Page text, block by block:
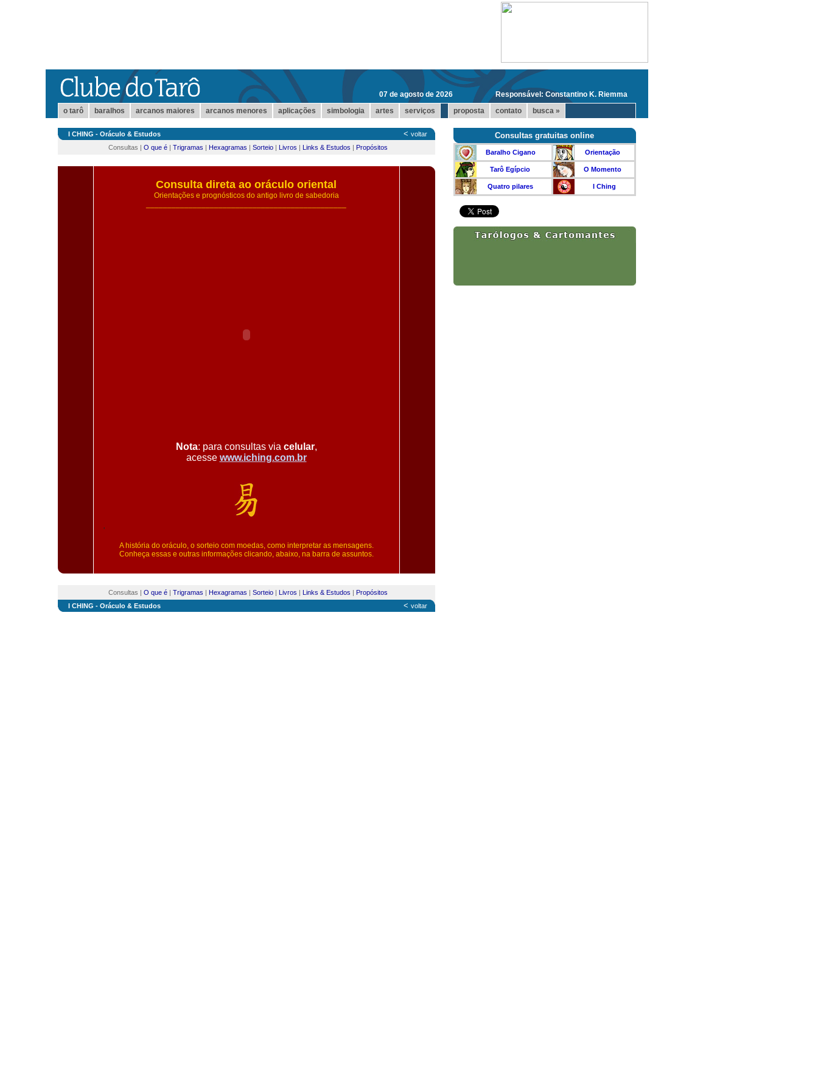
07 de agosto de 2026
Responsável: Constantino K. Riemma
o tarô
baralhos arcanos maiores arcanos menores aplicações simbologia artes serviços proposta contato busca »
I CHING - Oráculo & Estudos < voltar
Consultas | O que é | Trigramas | Hexagramas | Sorteio | Livros | Links & Estudos | Propósitos
Consulta direta ao oráculo oriental
Orientações e prognósticos do antigo livro de sabedoria
Nota: para consultas via celular,
acesse www.iching.com.br
'
A história do oráculo, o sorteio com moedas, como interpretar as mensagens.
Conheça essas e outras informações clicando, abaixo, na barra de assuntos.
Consultas | O que é | Trigramas | Hexagramas | Sorteio | Livros | Links & Estudos | Propósitos
I CHING - Oráculo & Estudos
< voltar
Consultas gratuitas online
Baralho Cigano
Tarô Egípcio
Quatro pilares
Orientação
O Momento
I Ching